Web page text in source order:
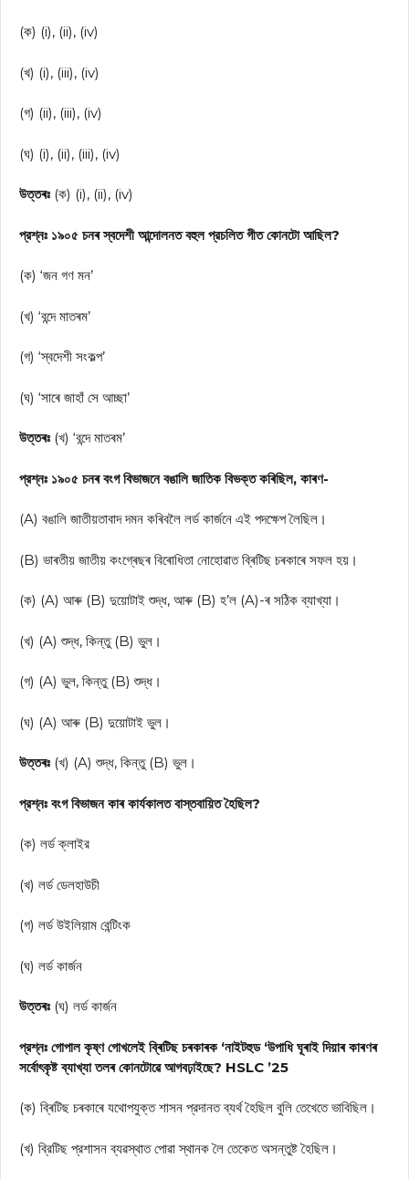
(ক) (i), (ii), (iv)
(খ) (i), (iii), (iv)
(গ) (ii), (iii), (iv)
(ঘ) (i), (ii), (iii), (iv)
উত্তৰঃ (ক) (i), (ii), (iv)
প্রশ্নঃ ১৯০৫ চনৰ স্বদেশী আন্দোলনত বহুল প্রচলিত গীত কোনটো আছিল?
(ক) ‘জন গণ মন’
(খ) ‘বন্দে মাতৰম’
(গ) ‘স্বদেশী সংকল্প’
(ঘ) ‘সাৰে জাহাঁ সে আচ্ছা’
উত্তৰঃ (খ) ‘বন্দে মাতৰম’
প্রশ্নঃ ১৯০৫ চনৰ বংগ বিভাজনে বঙালি জাতিক বিভক্ত কৰিছিল, কাৰণ-
(A) বঙালি জাতীয়তাবাদ দমন কৰিবলৈ লর্ড কার্জনে এই পদক্ষেপ লৈছিল।
(B) ভাৰতীয় জাতীয় কংগ্ৰেছৰ বিৰোধিতা নোহোৱাত ব্ৰিটিছ চৰকাৰে সফল হয়।
(ক) (A) আৰু (B) দুয়োটাই শুদ্ধ, আৰু (B) হ’ল (A)-ৰ সঠিক ব্যাখ্যা।
(খ) (A) শুদ্ধ, কিন্তু (B) ভুল।
(গ) (A) ভুল, কিন্তু (B) শুদ্ধ।
(ঘ) (A) আৰু (B) দুয়োটাই ভুল।
উত্তৰঃ (খ) (A) শুদ্ধ, কিন্তু (B) ভুল।
প্রশ্নঃ বংগ বিভাজন কাৰ কাৰ্যকালত বাস্তবায়িত হৈছিল?
(ক) লর্ড ক্লাইর
(খ) লর্ড ডেলহাউচী
(গ) লর্ড উইলিয়াম বেন্টিংক
(ঘ) লর্ড কার্জন
উত্তৰঃ (ঘ) লর্ড কার্জন
প্রশ্নঃ গোপাল কৃষ্ণ গোখলেই ব্ৰিটিছ চৰকাৰক ‘নাইটহুড ‘উপাধি ঘূৰাই দিয়াৰ কাৰণৰ
সর্বোৎকৃষ্ট ব্যাখ্যা তলৰ কোনটোৱে আগবঢ়াইছে? HSLC ’25
(ক) ব্ৰিটিছ চৰকাৰে যথোপযুক্ত শাসন প্রদানত ব্যর্থ হৈছিল বুলি তেখেতে ভাবিছিল।
(খ) ব্রিটিছ প্রশাসন ব্যৱস্থাত পোৱা স্থানক লৈ তেকেত অসন্তুষ্ট হৈছিল।